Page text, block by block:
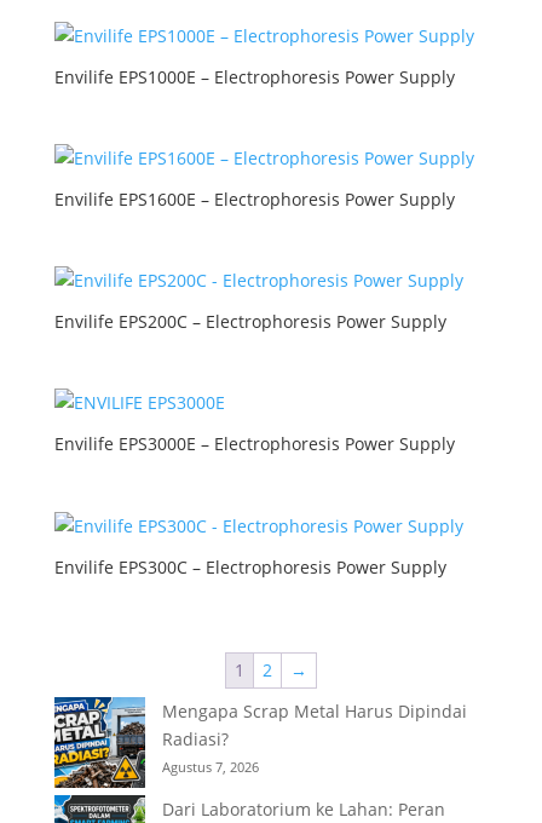
Envilife EPS1000E – Electrophoresis Power Supply
Envilife EPS1600E – Electrophoresis Power Supply
Envilife EPS200C – Electrophoresis Power Supply
Envilife EPS3000E – Electrophoresis Power Supply
Envilife EPS300C – Electrophoresis Power Supply
1 2
→
Mengapa Scrap Metal Harus Dipindai
Radiasi?
Agustus 7, 2026
Dari Laboratorium ke Lahan: Peran